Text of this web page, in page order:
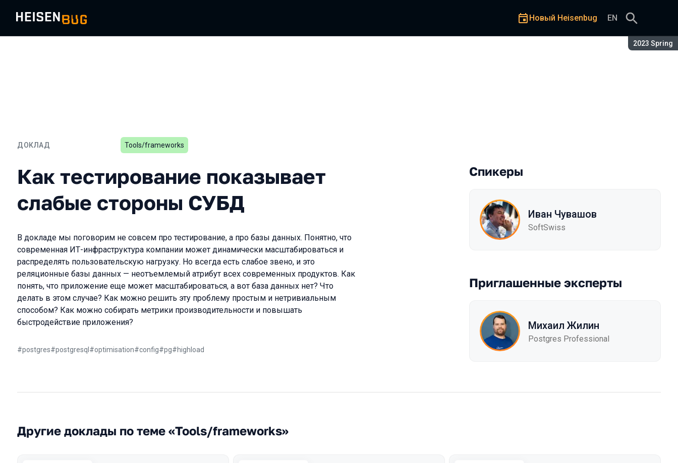
Сезон:
2023 Spring
Новый Heisenbug EN
ДОКЛАД
Как тестирование показывает слабые стороны СУБД
Tools/frameworks
Как тестирование показывает
слабые стороны СУБД
В докладе мы поговорим не совсем про тестирование, а про базы данных. Понятно, что
современная ИТ-инфраструктура компании может динамически масштабироваться и
распределять пользовательскую нагрузку. Но всегда есть слабое звено, и это
реляционные базы данных — неотъемлемый атрибут всех современных продуктов. Как
понять, что приложение еще может масштабироваться, а вот база данных нет? Что
делать в этом случае? Как можно решить эту проблему простым и нетривиальным
способом? Как можно собирать метрики производительности и повышать
быстродействие приложения?
#postgres#postgresql #optimisation#config#pg#highload
Спикеры
Иван Чувашов
SoftSwiss
Приглашенные эксперты
Михаил Жилин
Postgres Professional
Другие доклады по теме «Tools/frameworks»